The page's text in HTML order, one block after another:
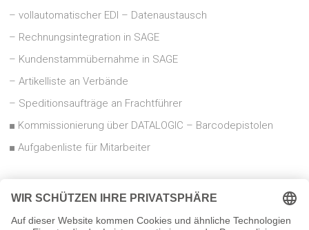
– vollautomatischer EDI – Datenaustausch
– Rechnungsintegration in SAGE
– Kundenstammübernahme in SAGE
– Artikelliste an Verbände
– Speditionsaufträge an Frachtführer
■ Kommissionierung über DATALOGIC – Barcodepistolen
■ Aufgabenliste für Mitarbeiter